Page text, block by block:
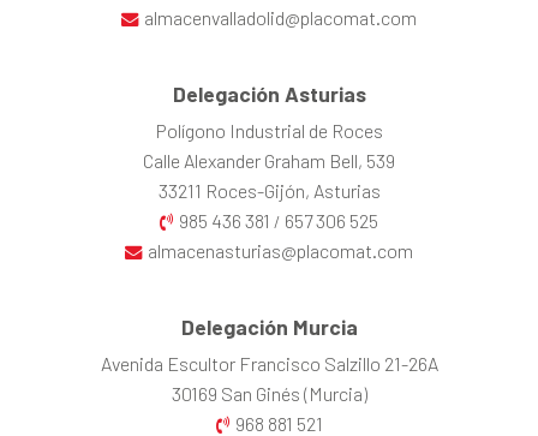
almacenvalladolid@placomat.com
Delegación Asturias
Polígono Industrial de Roces
Calle Alexander Graham Bell, 539
33211 Roces-Gijón, Asturias
985 436 381 / 657 306 525
almacenasturias@placomat.com
Delegación Murcia
Avenida Escultor Francisco Salzillo 21-26A
30169 San Ginés (Murcia)
968 881 521